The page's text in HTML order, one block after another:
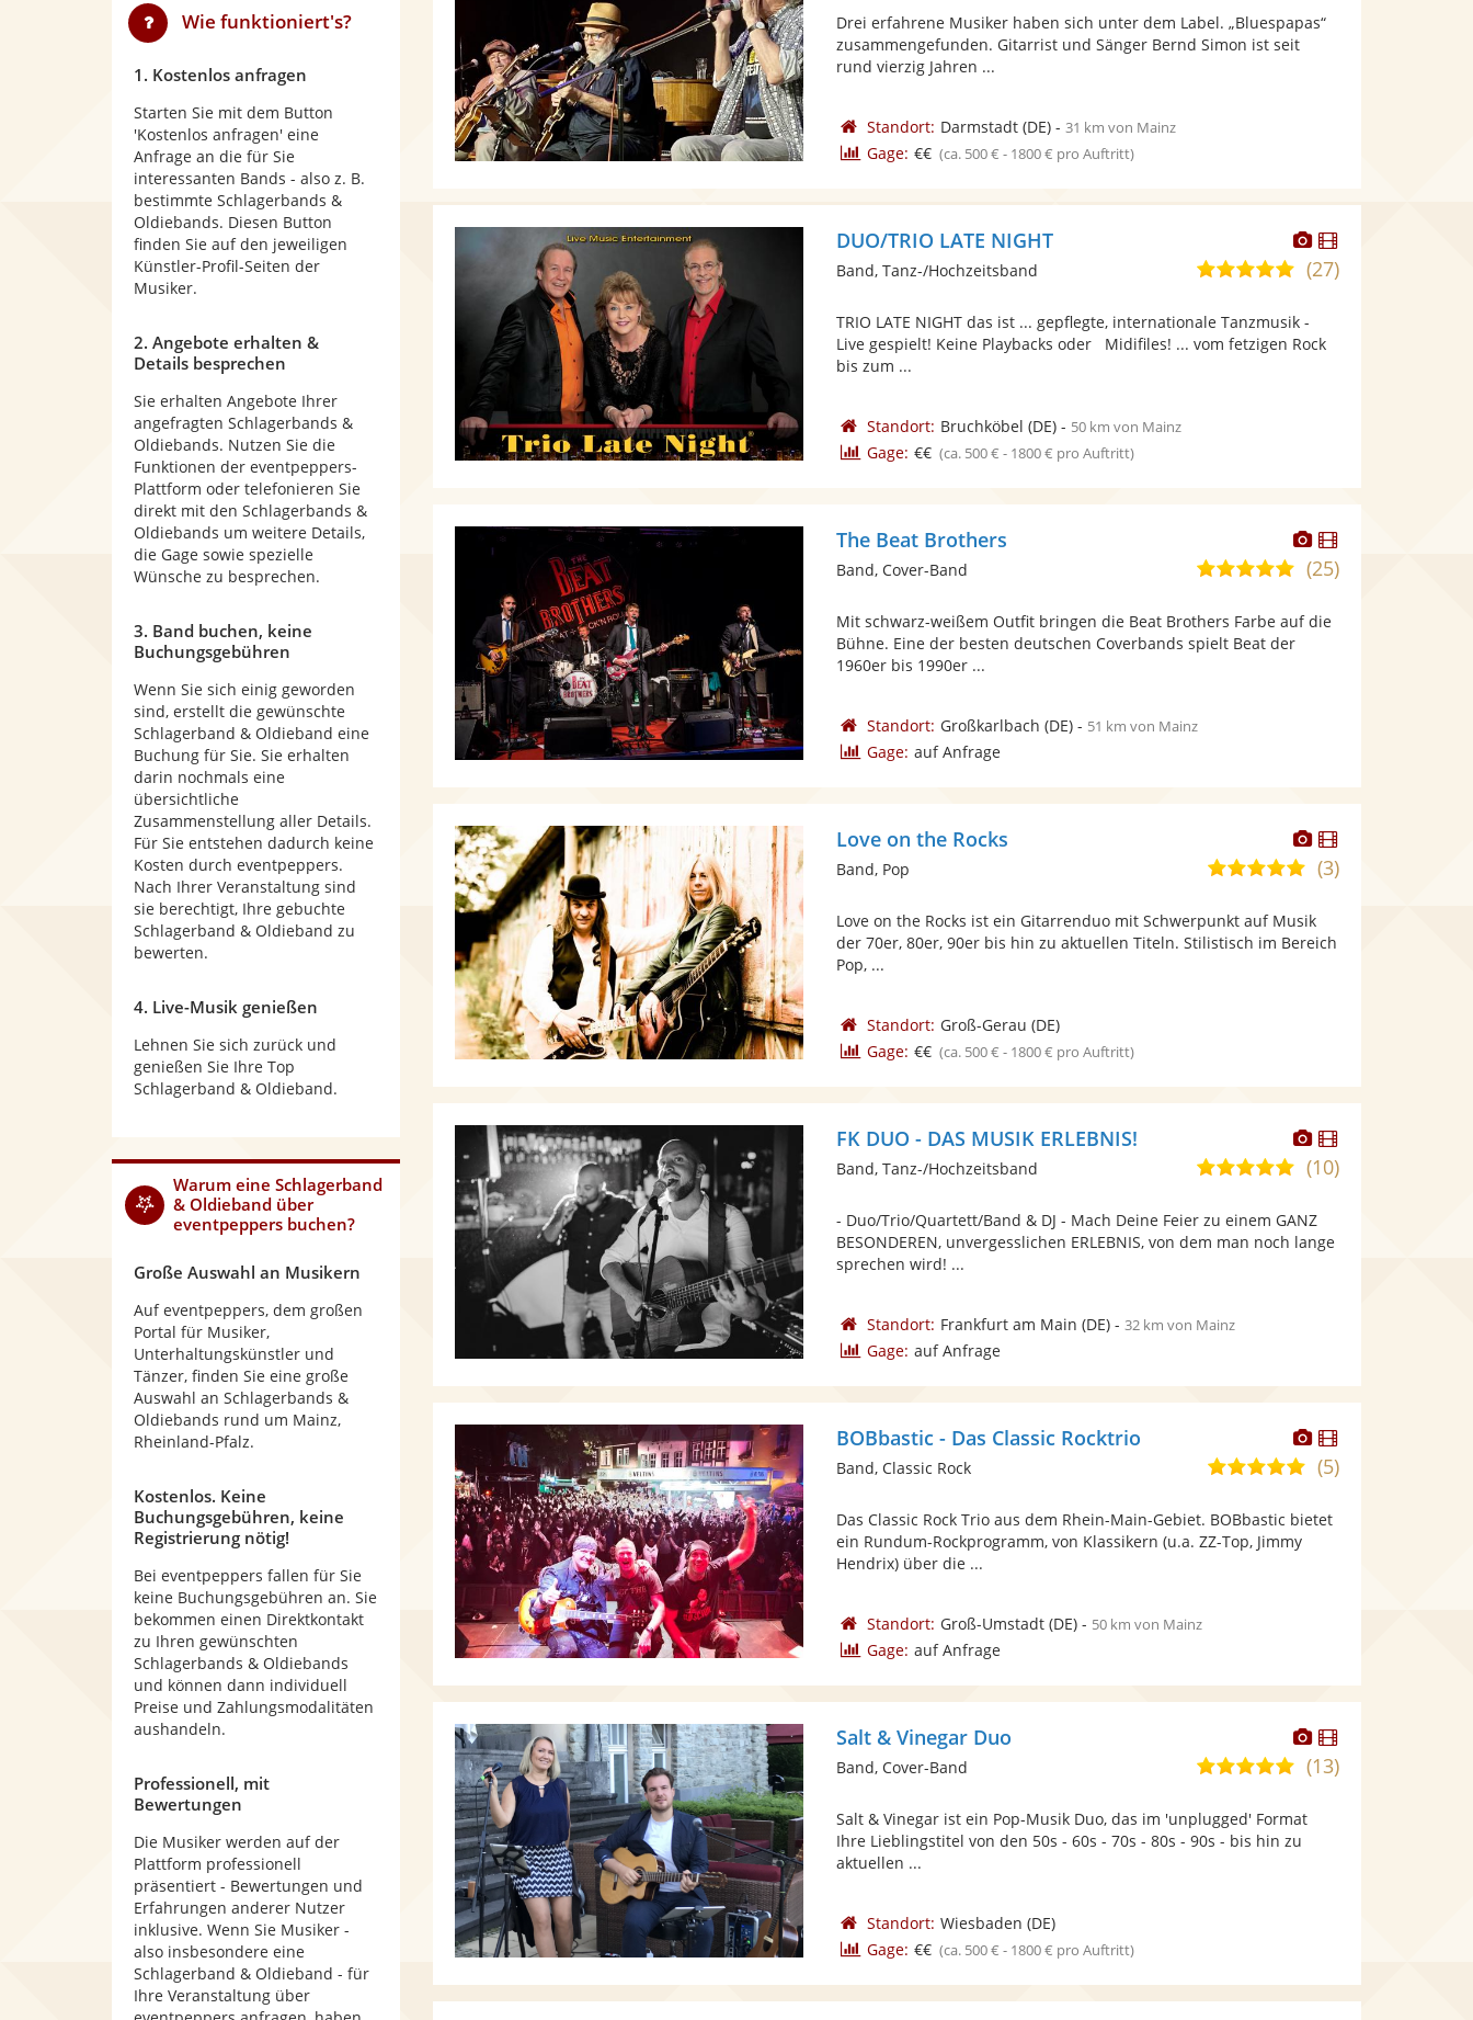
bereit.
5
Drei erfahrene Musiker haben sich unter dem Label. „Bluespapas“
zusammengefunden. Gitarrist und Sänger Bernd Simon ist seit
rund vierzig Jahren ...
Standort: Darmstadt(DE)- 31 km von Mainz
Gage: €€ (ca. 500 € - 1800 € pro Auftritt)
Dieser
Künstler
stellt
bereit.
Dieser
Künstler
DUO/TRIO LATE NIGHT
4,9
5
Sternen
(27)
Band, Tanz-/Hochzeitsband
TRIO LATE NIGHT das ist ... gepflegte, internationale Tanzmusik -
Live gespielt! Keine Playbacks oder Midifiles! ... vom fetzigen Rock
bis zum ...
Standort: Bruchköbel (DE)- 50 km von Mainz
Gage: €€ (ca. 500 € - 1800 € pro Auftritt)
Dieser
Künstler
stellt
Fotos
bereit.
Dieser
Künstler
The Beat Brothers
5,0
5
(25)
Band, Cover-Band
Mit schwarz-weißem Outfit bringen die Beat Brothers Farbe auf die
Bühne. Eine der besten deutschen Coverbands spielt Beat der
1960er bis 1990er ...
Standort: Großkarlbach (DE)- 51 km von Mainz
Gage: auf Anfrage
Dieser
Künstler
stellt
bereit.
Dieser
Künstler
Love on the Rocks
4,9
5
Sternen
(3)
Band, Pop
Love on the Rocks ist ein Gitarrenduo mit Schwerpunkt auf Musik
der 70er, 80er, 90er bis hin zu aktuellen Titeln. Stilistisch im Bereich
Pop, ...
Standort: Groß-Gerau (DE)
Gage: €€ (ca. 500 € - 1800 € pro Auftritt)
Dieser
Künstler
stellt
bereit.
Dieser
Künstler
FK DUO - DAS MUSIK ERLEBNIS!
5,0
5
Sternen
(10)
Band, Tanz-/Hochzeitsband
- Duo/Trio/Quartett/Band & DJ - Mach Deine Feier zu einem GANZ
BESONDEREN, unvergesslichen ERLEBNIS, von dem man noch lange
sprechen wird! ...
Standort: Frankfurt am Main (DE)- 32 km von Mainz
Gage: auf Anfrage
Dieser
Künstler
stellt
bereit.
Dieser
Künstler
BOBbastic - Das Classic Rocktrio
5,0
5
(5)
Band, Classic Rock
Das Classic Rock Trio aus dem Rhein-Main-Gebiet. BOBbastic bietet
ein Rundum-Rockprogramm, von Klassikern (u.a. ZZ-Top, Jimmy
Hendrix) über die ...
Standort: Groß-Umstadt(DE)- 50 km von Mainz
Gage: auf Anfrage
Dieser
Künstler
stellt
Dieser
Künstler
Salt & Vinegar Duo
5,0
5
Sternen
(13)
Band, Cover-Band
Salt & Vinegar ist ein Pop-Musik Duo, das im 'unplugged' Format
Ihre Lieblingstitel von den 50s - 60s - 70s - 80s - 90s - bis hin zu
aktuellen ...
Standort: Wiesbaden (DE)
Gage: €€ (ca. 500 € - 1800 € pro Auftritt)
Wie funktioniert's?
1. Kostenlos anfragen
Starten Sie mit dem Button
'Kostenlos anfragen' eine
Anfrage an die für Sie
interessanten Bands - also z. B.
bestimmte Schlagerbands &
Oldiebands. Diesen Button
finden Sie auf den jeweiligen
Künstler-Profil-Seiten der
Musiker.
2. Angebote erhalten &
Details besprechen
Sie erhalten Angebote Ihrer
angefragten Schlagerbands &
Oldiebands. Nutzen Sie die
Funktionen der eventpeppers-
Plattform oder telefonieren Sie
direkt mit den Schlagerbands &
Oldiebands um weitere Details,
die Gage sowie spezielle
Wünsche zu besprechen.
3. Band buchen, keine
Buchungsgebühren
Wenn Sie sich einig geworden
sind, erstellt die gewünschte
Schlagerband & Oldieband eine
Buchung für Sie. Sie erhalten
darin nochmals eine
übersichtliche
Zusammenstellung aller Details.
Für Sie entstehen dadurch keine
Kosten durch eventpeppers.
Nach Ihrer Veranstaltung sind
sie berechtigt, Ihre gebuchte
Schlagerband & Oldieband zu
bewerten.
4. Live-Musik genießen
Lehnen Sie sich zurück und
genießen Sie Ihre Top
Schlagerband & Oldieband.
Warum eine Schlagerband
& Oldieband über
eventpeppers buchen?
Große Auswahl an Musikern
Auf eventpeppers, dem großen
Portal für Musiker,
Unterhaltungskünstler und
Tänzer, finden Sie eine große
Auswahl an Schlagerbands &
Oldiebands rund um Mainz,
Rheinland-Pfalz.
Kostenlos. Keine
Buchungsgebühren, keine
Registrierung nötig!
Bei eventpeppers fallen für Sie
keine Buchungsgebühren an. Sie
bekommen einen Direktkontakt
zu Ihren gewünschten
Schlagerbands & Oldiebands
und können dann individuell
Preise und Zahlungsmodalitäten
aushandeln.
Professionell, mit
Bewertungen
Die Musiker werden auf der
Plattform professionell
präsentiert - Bewertungen und
Erfahrungen anderer Nutzer
inklusive. Wenn Sie Musiker -
also insbesondere eine
Schlagerband & Oldieband - für
Ihre Veranstaltung über